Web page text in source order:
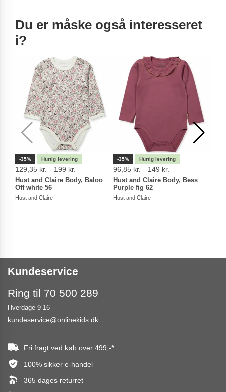
Du er måske også interesseret
i?
-35%
129,35 kr. 199 kr.
Hust and Claire Body, Baloo
Off white 56
Hust and Claire
-35%
96,85 kr. 149 kr.
Hust and Claire Body, Bess
Purple fig 62
Hust and Claire
Kundeservice
Ring til 70 500 289
Hverdage 9-16
kundeservice@onlinekids.dk
Fri fragt ved køb over 499,-*
100% sikker e-handel
365 dages returret